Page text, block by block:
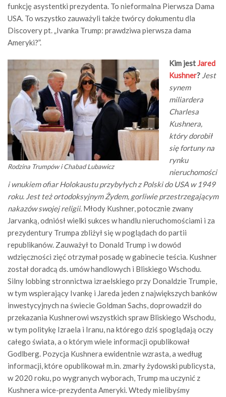
funkcję asystentki prezydenta. To nieformalna Pierwsza Dama
USA. To wszystko zauważyli także twórcy dokumentu dla
Discovery pt. „Ivanka Trump: prawdziwa pierwsza dama
Ameryki?”.
Rodzina Trumpów i Chabad Lubawicz
Kim jestJared
Kushner? Jest
synem
miliardera
Charlesa
Kushnera,
który dorobił
się fortuny na
rynku
nieruchomości
i wnukiem ofiar Holokaustu przybyłych z Polski do USA w 1949
roku. Jest też ortodoksyjnym Żydem, gorliwie przestrzegającym
nakazów swojej religii. Młody Kushner, potocznie zwany
Jarvanką, odniósł wielki sukces w handlu nieruchomościami i za
prezydentury Trumpa zbliżył się w poglądach do partii
republikanów. Zauważył to Donald Trump i w dowód
wdzięczności zięć otrzymał posadę w gabinecie teścia. Kushner
został doradcą ds. umów handlowych i Bliskiego Wschodu.
Silny lobbing stronnictwa izraelskiego przy Donaldzie Trumpie,
w tym wspierający Ivankę i Jareda jeden z największych banków
inwestycyjnych na świecie Goldman Sachs, doprowadził do
przekazania Kushnerowi wszystkich spraw Bliskiego Wschodu,
w tym politykę Izraela i Iranu, na którego dziś spoglądają oczy
całego świata, a o którym wiele informacji opublikował
Godlberg. Pozycja Kushnera ewidentnie wzrasta, a według
informacji, które opublikował m.in. zmarły żydowski publicysta,
w 2020 roku, po wygranych wyborach, Trump ma uczynić z
Kushnera wice-prezydenta Ameryki. Wtedy mielibyśmy